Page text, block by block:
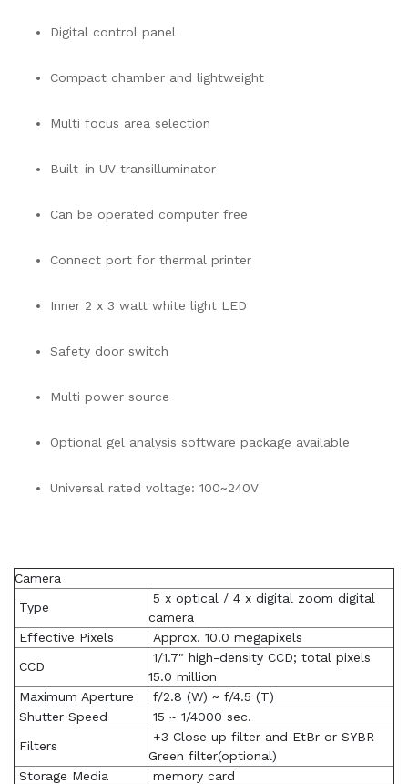
Digital control panel
Compact chamber and lightweight
Multi focus area selection
Built-in UV transilluminator
Can be operated computer free
Connect port for thermal printer
Inner 2 x 3 watt white light LED
Safety door switch
Multi power source
Optional gel analysis software package available
Universal rated voltage: 100~240V
Camera
Type
5 x optical / 4 x digital zoom digital
camera
Effective Pixels
Approx. 10.0 megapixels
CCD
1/1.7" high-density CCD; total pixels
15.0 million
Maximum Aperture
f/2.8 (W) ~ f/4.5 (T)
Shutter Speed
15 ~ 1/4000 sec.
Filters
+3 Close up filter and EtBr or SYBR
Green filter(optional)
Storage Media
memory card